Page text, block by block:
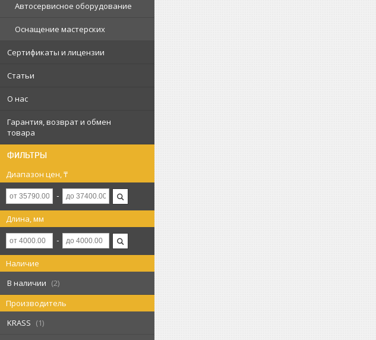
Автосервисное оборудование
Оснащение мастерских
Сертификаты и лицензии
Статьи
О нас
Гарантия, возврат и обмен
товара
ФИЛЬТРЫ
Диапазон цен, ₸
Длина, мм
Наличие
В наличии
2
Производитель
KRASS
1